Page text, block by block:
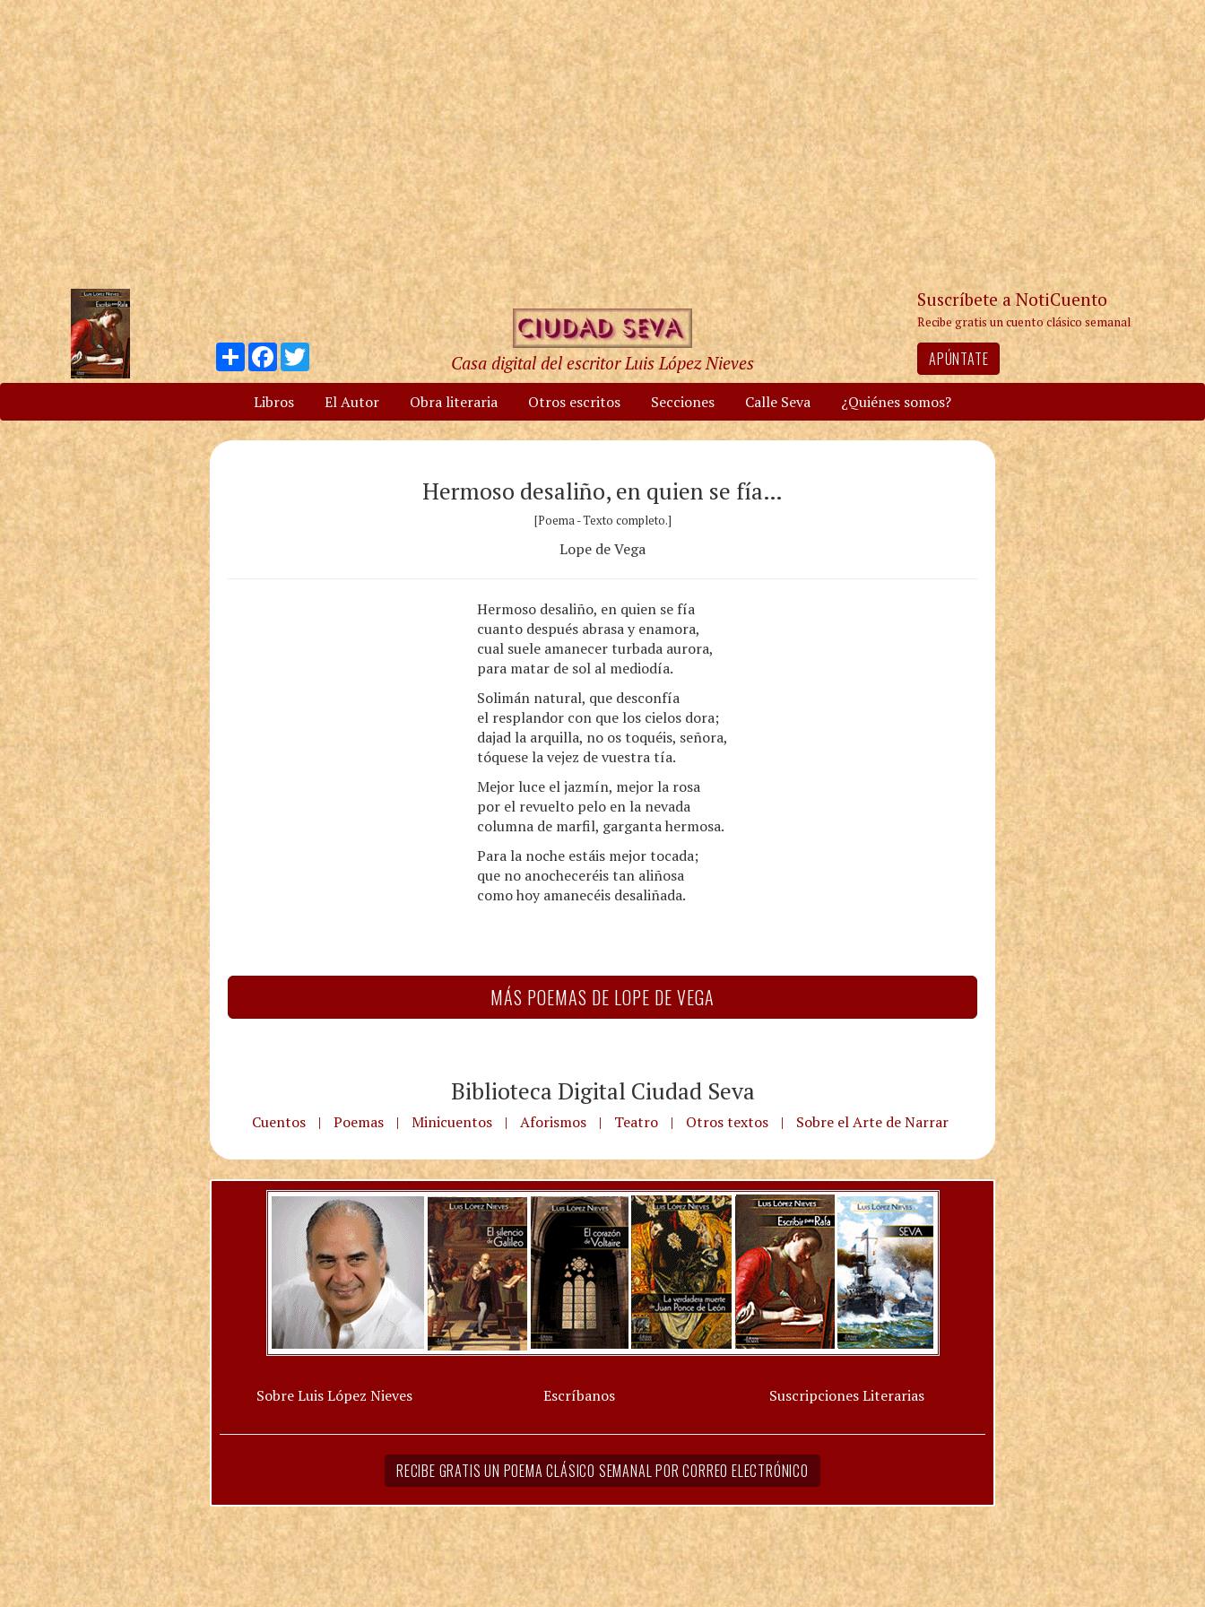
Compartir
Facebook
Twitter
Casa digital del escritor Luis López Nieves
Suscríbete a NotiCuento
Recibe gratis un cuento clásico semanal
APÚNTATE
Libros El Autor Obra literaria Otros escritos Secciones Calle Seva ¿Quiénes somos?
Hermoso desaliño, en quien se fía…
[Poema - Texto completo.]
Lope de Vega
Hermoso desaliño, en quien se fía
cuanto después abrasa y enamora,
cual suele amanecer turbada aurora,
para matar de sol al mediodía.
Solimán natural, que desconfía
el resplandor con que los cielos dora;
dajad la arquilla, no os toquéis, señora,
tóquese la vejez de vuestra tía.
Mejor luce el jazmín, mejor la rosa
por el revuelto pelo en la nevada
columna de marfil, garganta hermosa.
Para la noche estáis mejor tocada;
que no anocheceréis tan aliñosa
como hoy amanecéis desaliñada.
MÁS POEMAS DE LOPE DE VEGA
Biblioteca Digital Ciudad Seva
Cuentos | Poemas | Minicuentos | Aforismos | Teatro | Otros textos | Sobre el Arte de Narrar
Sobre Luis López Nieves Escríbanos Suscripciones Literarias
RECIBE GRATIS UN POEMA CLÁSICO SEMANAL POR CORREO ELECTRÓNICO